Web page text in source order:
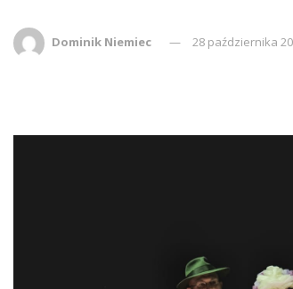
Dominik Niemiec 28 października